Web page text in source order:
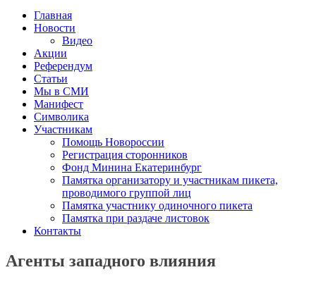
Главная
Новости
Видео
Акции
Референдум
Статьи
Мы в СМИ
Манифест
Символика
Участникам
Помощь Новороссии
Регистрация сторонников
Фонд Минина Екатеринбург
Памятка организатору и участникам пикета,
проводимого группой лиц
Памятка участнику одиночного пикета
Памятка при раздаче листовок
Контакты
Агенты западного влияния